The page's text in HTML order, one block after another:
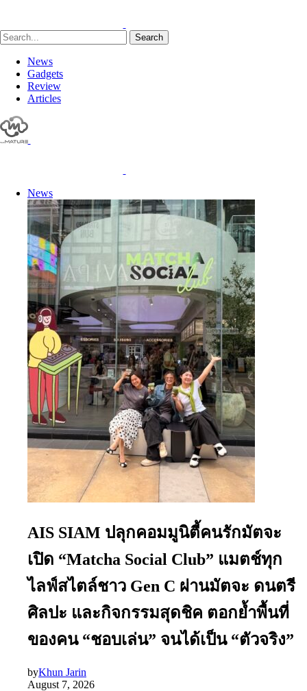
Search
News
Gadgets
Review
Articles
News
AIS SIAM ปลุกคอมมูนิตี้คนรักมัตจะ
เปิด “Matcha Social Club” แมตช์ทุก
ไลฟ์สไตล์ชาว Gen C ผ่านมัตจะ ดนตรี
ศิลปะ และกิจกรรมสุดชิค ตอกย้ำพื้นที่
ของคน “ชอบเล่น” จนได้เป็น “ตัวจริง”
byKhun Jarin
August 7, 2026